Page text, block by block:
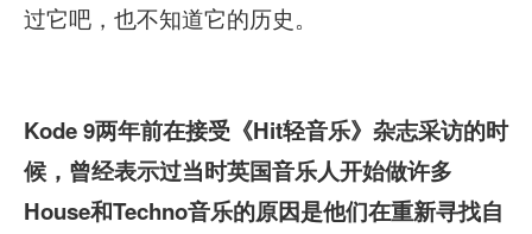
过它吧，也不知道它的历史。
Kode 9两年前在接受《Hit轻音乐》杂志采访的时
候，曾经表示过当时英国音乐人开始做许多
House和Techno音乐的原因是他们在重新寻找自